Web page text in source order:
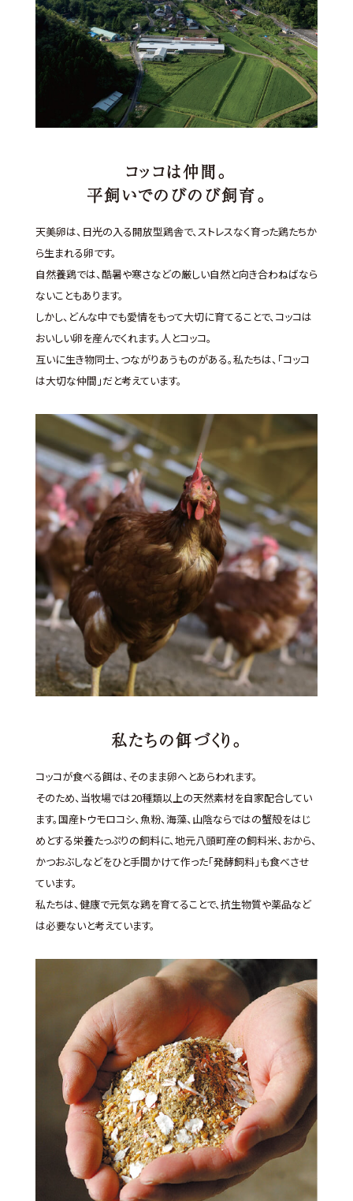
コッコは仲間。
平飼いでのびのび飼育。
天美卵は、日光の入る開放型鶏舎で、ストレスなく育った鶏たちか
ら生まれる卵です。
自然養鶏では、酷暑や寒さなどの厳しい自然と向き合わねばなら
ないこともあります。
しかし、どんな中でも愛情をもって大切に育てることで、コッコは
おいしい卵を産んでくれます。人とコッコ。
互いに生き物同士、つながりあうものがある。私たちは、「コッコ
は大切な仲間」だと考えています。
私たちの餌づくり。
コッコが食べる餌は、そのまま卵へとあらわれます。
そのため、当牧場では20種類以上の天然素材を自家配合してい
ます。国産トウモロコシ、魚粉、海藻、山陰ならではの蟹殻をはじ
めとする栄養たっぷりの飼料に、地元八頭町産の飼料米、おから、
かつおぶしなどをひと手間かけて作った「発酵飼料」も食べさせ
ています。
私たちは、健康で元気な鶏を育てることで、抗生物質や薬品など
は必要ないと考えています。